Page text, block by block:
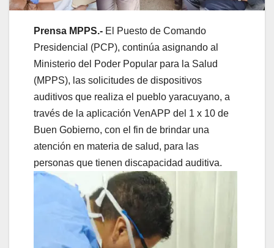
Prensa MPPS.- El Puesto de Comando
Presidencial (PCP), continúa asignando al
Ministerio del Poder Popular para la Salud
(MPPS), las solicitudes de dispositivos
auditivos que realiza el pueblo yaracuyano, a
través de la aplicación VenAPP del 1 x 10 de
Buen Gobierno, con el fin de brindar una
atención en materia de salud, para las
personas que tienen discapacidad auditiva.